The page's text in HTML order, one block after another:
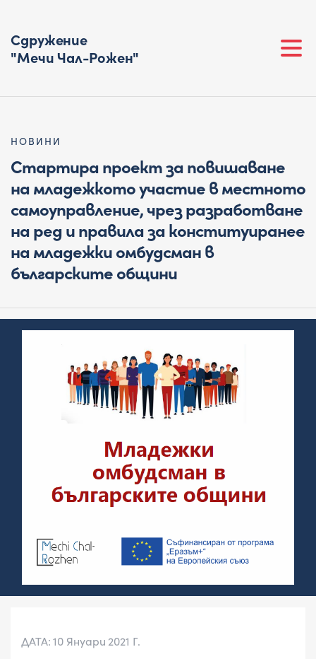
Сдружение
"Мечи Чал-Рожен"
НОВИНИ
Стартира проект за повишаване
на младежкото участие в местното
самоуправление, чрез разработване
на ред и правила за конституиранее
на младежки омбудсман в
българските общини
ДАТА: 10 Януари 2021 Г.